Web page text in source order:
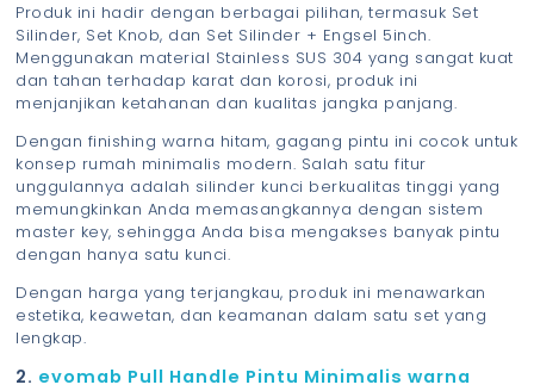
Produk ini hadir dengan berbagai pilihan, termasuk Set
Silinder, Set Knob, dan Set Silinder + Engsel 5inch.
Menggunakan material Stainless SUS 304 yang sangat kuat
dan tahan terhadap karat dan korosi, produk ini
menjanjikan ketahanan dan kualitas jangka panjang.
Dengan finishing warna hitam, gagang pintu ini cocok untuk
konsep rumah minimalis modern. Salah satu fitur
unggulannya adalah silinder kunci berkualitas tinggi yang
memungkinkan Anda memasangkannya dengan sistem
master key, sehingga Anda bisa mengakses banyak pintu
dengan hanya satu kunci.
Dengan harga yang terjangkau, produk ini menawarkan
estetika, keawetan, dan keamanan dalam satu set yang
lengkap.
2. evomab Pull Handle Pintu Minimalis warna